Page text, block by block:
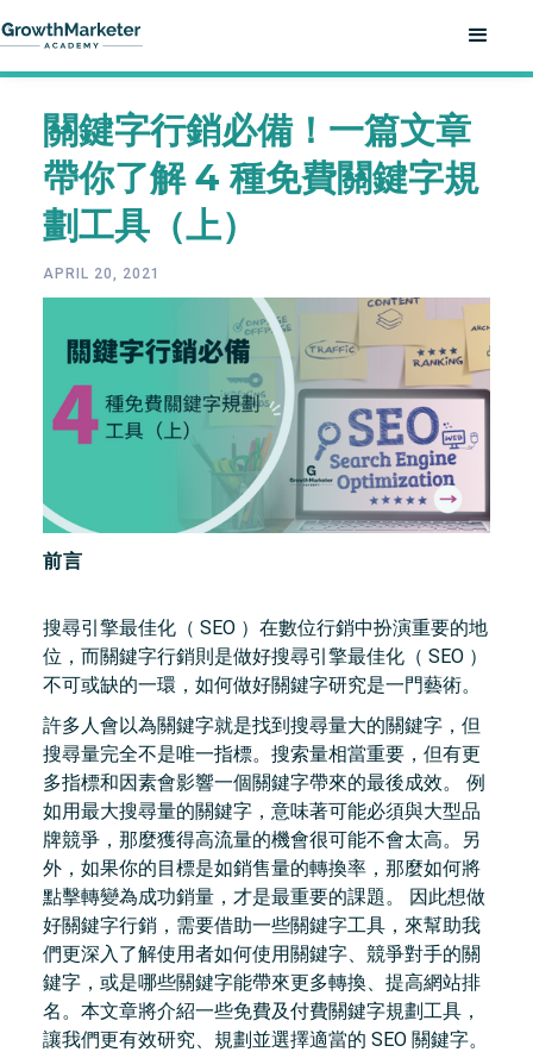
關鍵字行銷必備！一篇文章
帶你了解 4 種免費關鍵字規
劃工具（上）
APRIL 20, 2021
前言
搜尋引擎最佳化（ SEO ）在數位行銷中扮演重要的地
位，而關鍵字行銷則是做好搜尋引擎最佳化（ SEO ）
不可或缺的一環，如何做好關鍵字研究是一門藝術。
許多人會以為關鍵字就是找到搜尋量大的關鍵字，但
搜尋量完全不是唯一指標。搜索量相當重要，但有更
多指標和因素會影響一個關鍵字帶來的最後成效。 例
如用最大搜尋量的關鍵字，意味著可能必須與大型品
牌競爭，那麼獲得高流量的機會很可能不會太高。另
外，如果你的目標是如銷售量的轉換率，那麼如何將
點擊轉變為成功銷量，才是最重要的課題。 因此想做
好關鍵字行銷，需要借助一些關鍵字工具，來幫助我
們更深入了解使用者如何使用關鍵字、競爭對手的關
鍵字，或是哪些關鍵字能帶來更多轉換、提高網站排
名。本文章將介紹一些免費及付費關鍵字規劃工具，
讓我們更有效研究、規劃並選擇適當的 SEO 關鍵字。